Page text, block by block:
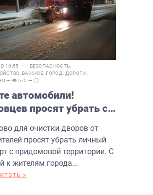
В 10:55 — БЕЗОПАСНОСТЬ
ВАЖНОЕ, ГОРОД ДОРОГИ
— 👁 575 —
автомобили!
просят убрать со
для очистки дворов от
просят убрать личный
с придомовой территории. С
к жителям города...
»